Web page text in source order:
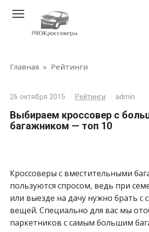
контенту
Главная » Рейтинги
26 октября 2015 Рейтинги admin
Выбираем кроссовер с
багажником — топ 10
Кроссоверы с вместительными
пользуются спросом, ведь при
или выезде на дачу нужно брать с
вещей. Специально для вас мы
паркетников с самым большим